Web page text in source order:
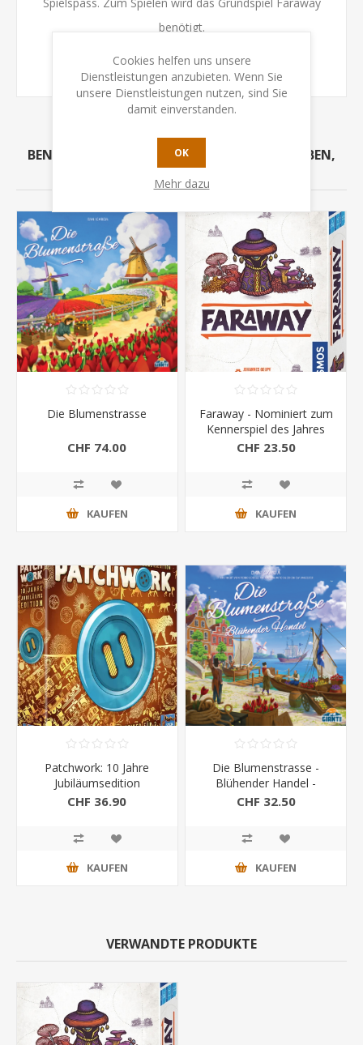
benötigt.
BENUTZER, DIE DIESEN ARTIKEL GEKAUFT HABEN,
HABEN AUCH GEKAUFT
Die Blumenstrasse
CHF 74.00
KAUFEN
Faraway - Nominiert zum
Kennerspiel des Jahres
2025
CHF 23.50
KAUFEN
Patchwork: 10 Jahre
Jubiläumsedition
CHF 36.90
KAUFEN
Die Blumenstrasse -
Blühender Handel -
Erweiterung
CHF 32.50
KAUFEN
VERWANDTE PRODUKTE
Cookies helfen uns unsere
Dienstleistungen anzubieten. Wenn Sie
unsere Dienstleistungen nutzen, sind Sie
damit einverstanden.
OK
Mehr dazu